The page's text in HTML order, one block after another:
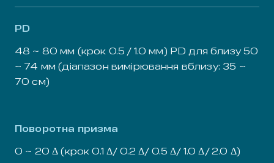
PD
48 ~ 80 мм (крок 0.5 / 1.0 мм) PD для близу 50
~ 74 мм (діапазон вимірювання вблизу: 35 ~
70 см)
Поворотна призма
0 ~ 20 Δ (крок 0.1 Δ/ 0.2 Δ/ 0.5 Δ/ 1.0 Δ/ 2.0 Δ)